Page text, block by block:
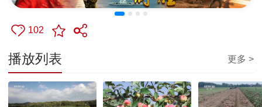
102
播放列表 更多 >